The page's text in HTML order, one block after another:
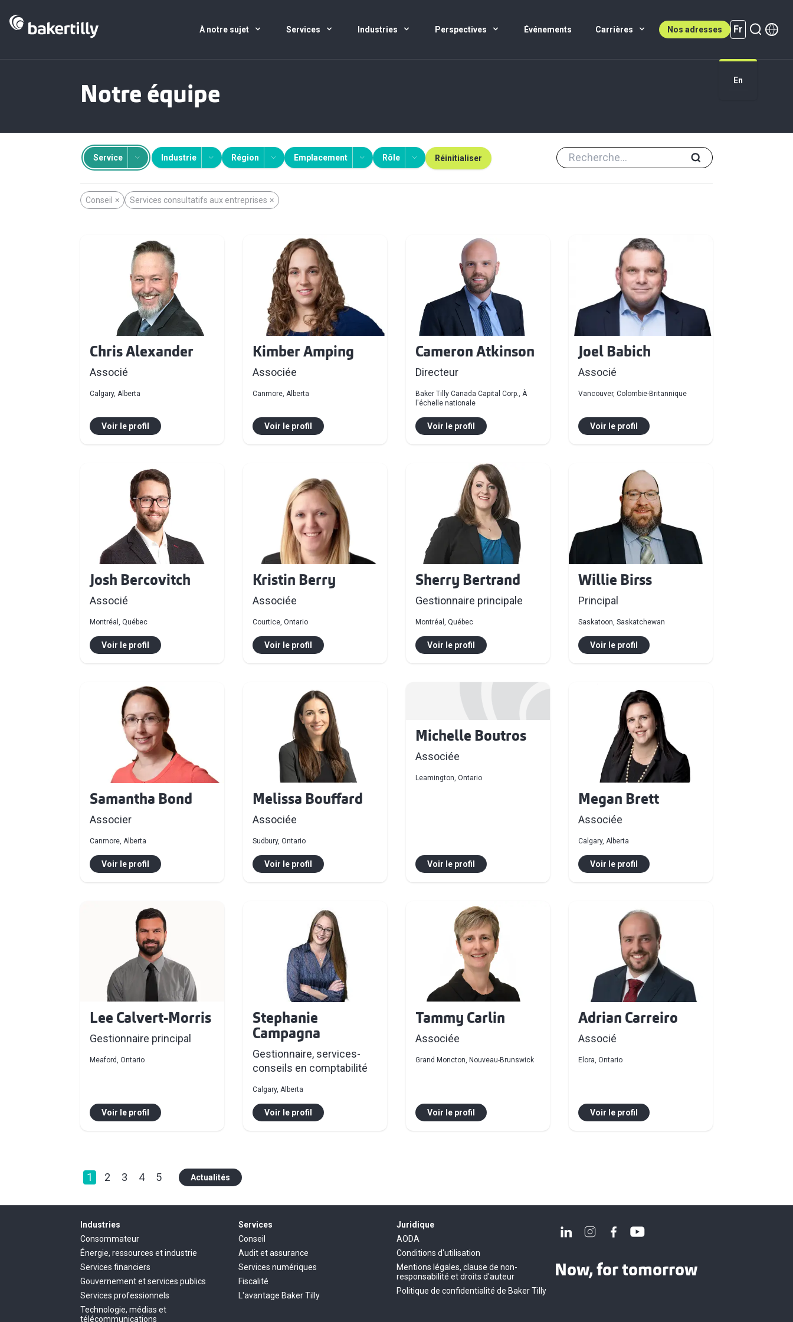
À notre sujet Services Industries Perspectives Événements Carrières Nos adresses Fr
En
Notre équipe
Service Industrie Région Emplacement Rôle Réinitialiser
Conseil × Services consultatifs aux entreprises ×
Chris Alexander
Associé
Calgary, Alberta
Voir le profil
Kimber Amping
Associée
Canmore, Alberta
Voir le profil
Cameron Atkinson
Directeur
Baker Tilly Canada Capital Corp., À
l'échelle nationale
Voir le profil
Joel Babich
Associé
Vancouver, Colombie-Britannique
Voir le profil
Josh Bercovitch
Associé
Montréal, Québec
Voir le profil
Kristin Berry
Associée
Courtice, Ontario
Voir le profil
Sherry Bertrand
Gestionnaire principale
Montréal, Québec
Voir le profil
Willie Birss
Principal
Saskatoon, Saskatchewan
Voir le profil
Samantha Bond
Associer
Canmore, Alberta
Voir le profil
Melissa Bouffard
Associée
Sudbury, Ontario
Voir le profil
Michelle Boutros
Associée
Leamington, Ontario
Voir le profil
Megan Brett
Associée
Calgary, Alberta
Voir le profil
Lee Calvert-Morris
Gestionnaire principal
Meaford, Ontario
Voir le profil
Stephanie
Campagna
Gestionnaire, services-
conseils en comptabilité
Calgary, Alberta
Voir le profil
Tammy Carlin
Associée
Grand Moncton, Nouveau-Brunswick
Voir le profil
Adrian Carreiro
Associé
Elora, Ontario
Voir le profil
1 2 3 4 5 Actualités
Industries
Consommateur
Énergie, ressources et industrie
Services financiers
Gouvernement et services publics
Services professionnels
Technologie, médias et
télécommunications
Services
Conseil
Audit et assurance
Services numériques
Fiscalité
L'avantage Baker Tilly
Juridique
AODA
Conditions d'utilisation
Mentions légales, clause de non-
responsabilité et droits d'auteur
Politique de confidentialité de Baker Tilly
Now, for tomorrow